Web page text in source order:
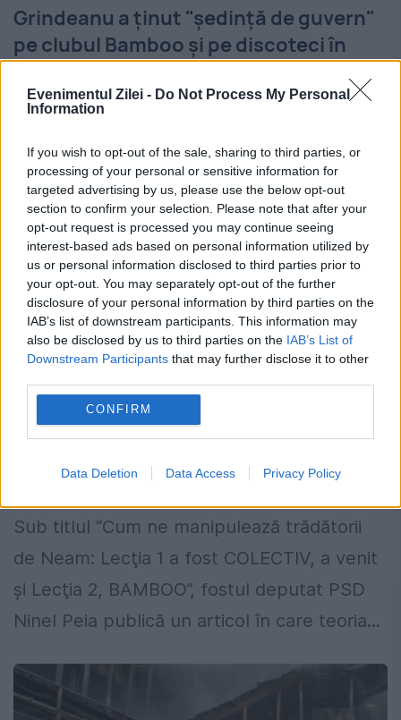
Evenimentul Zilei - Do Not Process My Personal
Information
If you wish to opt-out of the sale, sharing to third parties, or
processing of your personal or sensitive information for
targeted advertising by us, please use the below opt-out
section to confirm your selection. Please note that after your
opt-out request is processed you may continue seeing
interest-based ads based on personal information utilized by
us or personal information disclosed to third parties prior to
your opt-out. You may separately opt-out of the further
disclosure of your personal information by third parties on the
IAB’s list of downstream participants. This information may
also be disclosed by us to third parties on the IAB’s List of
Downstream Participants that may further disclose it to other
CONFIRM
Data Deletion Data Access Privacy Policy
Grindeanu a ţinut "şedinţă de guvern"
pe clubul Bamboo şi pe discoteci în
23 IANUARIE 2017
pe 22 ianuarie 2017, în incinta Aeroportului
Internațional Henri Coandă, cu
vicepremierul Sevil Shhaideh și ministrul
Afacerilor Interne, Carmen Dan, pentru a i
se prezenta...
Fostul deputat PEIA revine cu teoria
Sub titlul “Cum ne manipulează trădătorii
de Neam: Lecţia 1 a fost COLECTIV, a venit
şi Lecţia 2, BAMBOO”, fostul deputat PSD
Ninel Peia publică un articol în care teoria...